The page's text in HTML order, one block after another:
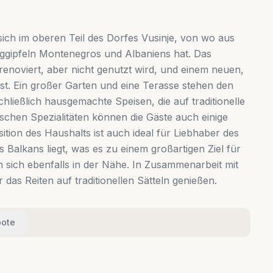
im oberen Teil des Dorfes Vusinje, von wo aus
Montenegros und Albaniens hat. Das
aber nicht genutzt wird, und einem neuen,
Ein großer Garten und eine Terasse stehen den
hausgemachte Speisen, die auf traditionelle
Spezialitäten können die Gäste auch einige
des Haushalts ist auch ideal für Liebhaber des
liegt, was es zu einem großartigen Ziel für
ebenfalls in der Nähe. In Zusammenarbeit mit
Reiten auf traditionellen Sätteln genießen.